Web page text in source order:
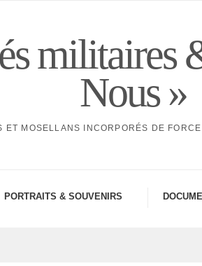
militaires
Nous »
ET MOSELLANS INCORPORÉS DE
PORTRAITS & SOUVE­NIRS